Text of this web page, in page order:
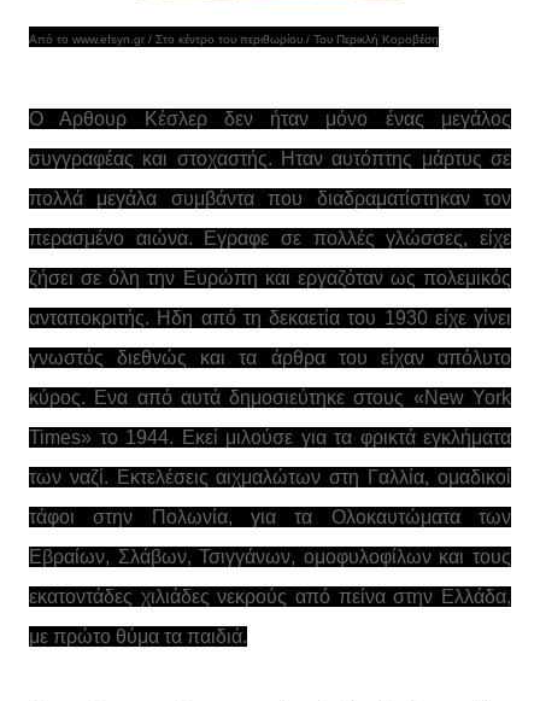
Από το www.efsyn.gr / Στο κέντρο του περιθωρίου / Του Περικλή Κοροβέση
Ο Αρθουρ Κέσλερ δεν ήταν μόνο ένας μεγάλος
συγγραφέας και στοχαστής. Ηταν αυτόπτης μάρτυς σε
πολλά μεγάλα συμβάντα που διαδραματίστηκαν τον
περασμένο αιώνα. Εγραφε σε πολλές γλώσσες, είχε
ζήσει σε όλη την Ευρώπη και εργαζόταν ως πολεμικός
ανταποκριτής. Ηδη από τη δεκαετία του 1930 είχε γίνει
γνωστός διεθνώς και τα άρθρα του είχαν απόλυτο
κύρος. Ενα από αυτά δημοσιεύτηκε στους «New York
Times» το 1944. Εκεί μιλούσε για τα φρικτά εγκλήματα
των ναζί. Εκτελέσεις αιχμαλώτων στη Γαλλία, ομαδικοί
τάφοι στην Πολωνία, για τα Ολοκαυτώματα των
Εβραίων, Σλάβων, Τσιγγάνων, ομοφυλοφίλων και τους
εκατοντάδες χιλιάδες νεκρούς από πείνα στην Ελλάδα,
με πρώτο θύμα τα παιδιά.